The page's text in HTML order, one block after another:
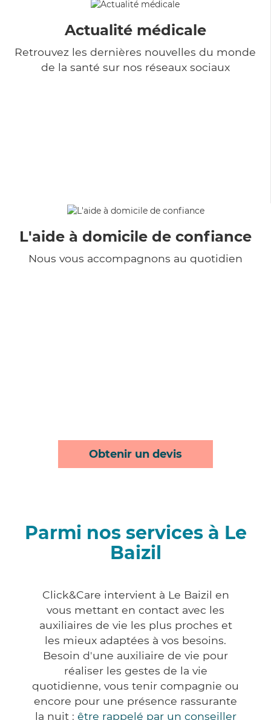
Actualité médicale
Retrouvez les dernières nouvelles du monde
de la santé sur nos réseaux sociaux
L'aide à domicile de confiance
Nous vous accompagnons au quotidien
Obtenir un devis
Parmi nos services à Le
Baizil
Click&Care intervient à Le Baizil en
vous mettant en contact avec les
auxiliaires de vie les plus proches et
les mieux adaptées à vos besoins.
Besoin d'une auxiliaire de vie pour
réaliser les gestes de la vie
quotidienne, vous tenir compagnie ou
encore pour une présence rassurante
la nuit : être rappelé par un conseiller